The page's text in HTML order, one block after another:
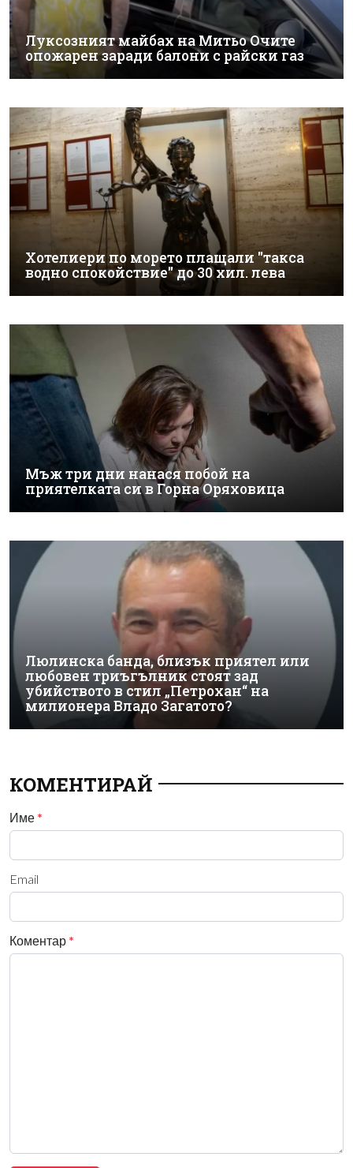
Луксозният майбах на Митьо Очите
опожарен заради балони с райски газ
Хотелиери по морето плащали "такса
водно спокойствие" до 30 хил. лева
Мъж три дни нанася побой на
приятелката си в Горна Оряховица
Люлинска банда, близък приятел или
любовен триъгълник стоят зад
убийството в стил „Петрохан“ на
милионера Владо Загатото?
КОМЕНТИРАЙ
Име *
Email
Коментар *